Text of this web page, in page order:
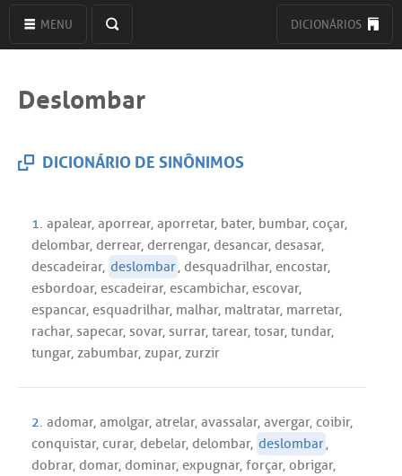
MENU DICIONÁRIOS
Deslombar
DICIONÁRIO DE SINÔNIMOS
1. apalear, aporrear, aporretar, bater, bumbar, coçar,
delombar, derrear, derrengar, desancar, desasar,
descadeirar, deslombar, desquadrilhar, encostar,
esbordoar, escadeirar, escambichar, escovar,
espancar, esquadrilhar, malhar, maltratar, marretar,
rachar, sapecar, sovar, surrar, tarear, tosar, tundar,
tungar, zabumbar, zupar, zurzir
2. adomar, amolgar, atrelar, avassalar, avergar, coibir,
conquistar, curar, debelar, delombar, deslombar,
dobrar, domar, dominar, expugnar, forçar, obrigar,